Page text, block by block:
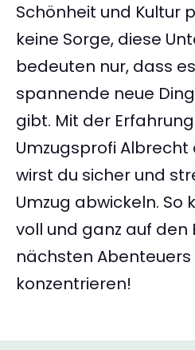
Schönheit und Kultur
keine Sorge, diese
bedeuten nur, dass
spannende neue
gibt. Mit der
Umzugsprofi Albrecht
wirst du sicher und
Umzug abwickeln. So
voll und ganz auf den
nächsten Abenteuers
konzentrieren!